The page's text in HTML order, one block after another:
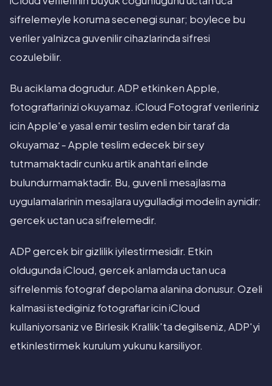
sifrelemeyle koruma secenegi sunar; boylece bu
veriler yalnizca guvenilir cihazlarinda sifresi
cozulebilir.
Bu aciklama dogrudur. ADP etkinken Apple,
fotograflarinizi okuyamaz. iCloud Fotograf verileriniz
icin Apple'e yasal emir teslim eden bir taraf da
okuyamaz - Apple teslim edecek bir sey
tutmamaktadir cunku artik anahtari elinde
bulundurmamaktadir. Bu, guvenli mesajlasma
uygulamalarinin mesajlara uygulladigi modelin aynidir:
gercek uctan uca sifrelemedir.
ADP gercek bir gizlilik iyilestirmesidir. Etkin
oldugunda iCloud, gercek anlamda uctan uca
sifrelenmis fotograf depolama alanina donusur. Ozeli
kalmasi istediginiz fotograflar icin iCloud
kullaniyorsaniz ve Birlesik Krallik'ta degilseniz, ADP'yi
etkinlestirmek kurulum yukunu karsiliyor.